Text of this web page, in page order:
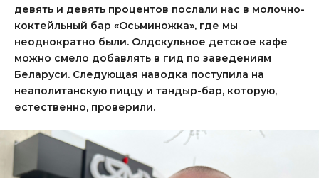
девять и девять процентов послали нас в молочно-
коктейльный бар «Осьминожка», где мы
неоднократно были. Олдскульное детское кафе
можно смело добавлять в гид по заведениям
Беларуси. Следующая наводка поступила на
неаполитанскую пиццу и тандыр-бар, которую,
естественно, проверили.